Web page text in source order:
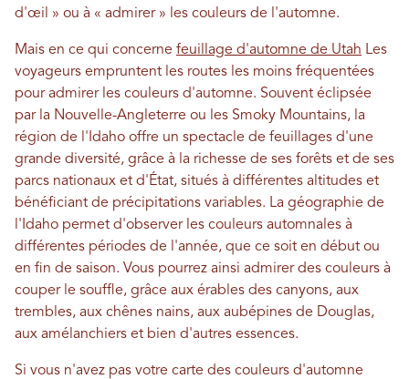
d'œil » ou à « admirer » les couleurs de l'automne.
Mais en ce qui concerne feuillage d'automne de Utah Les
voyageurs empruntent les routes les moins fréquentées
pour admirer les couleurs d'automne. Souvent éclipsée
par la Nouvelle-Angleterre ou les Smoky Mountains, la
région de l'Idaho offre un spectacle de feuillages d'une
grande diversité, grâce à la richesse de ses forêts et de ses
parcs nationaux et d'État, situés à différentes altitudes et
bénéficiant de précipitations variables. La géographie de
l'Idaho permet d'observer les couleurs automnales à
différentes périodes de l'année, que ce soit en début ou
en fin de saison. Vous pourrez ainsi admirer des couleurs à
couper le souffle, grâce aux érables des canyons, aux
trembles, aux chênes nains, aux aubépines de Douglas,
aux amélanchiers et bien d'autres essences.
Si vous n'avez pas votre carte des couleurs d'automne